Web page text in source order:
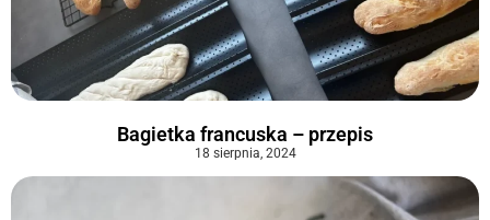
Bagietka francuska – przepis
18 sierpnia, 2024